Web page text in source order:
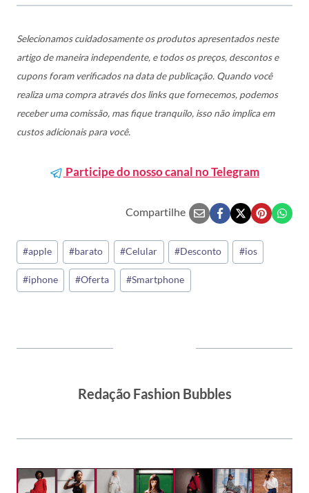
Selecionamos cuidadosamente os produtos apresentados neste
artigo de maneira independente, e todos os preços, descontos e
cupons foram verificados na data de publicação. Quando você
realiza uma compra através dos links que fornecemos, podemos
receber uma comissão, mas fique tranquilo, isso não implica em
custos adicionais para você.
Participe do nosso canal no Telegram
Compartilhe
Tags
do
Post:
#apple #barato #Celular #Desconto #ios
#iphone #Oferta #Smartphone
Redação Fashion Bubbles